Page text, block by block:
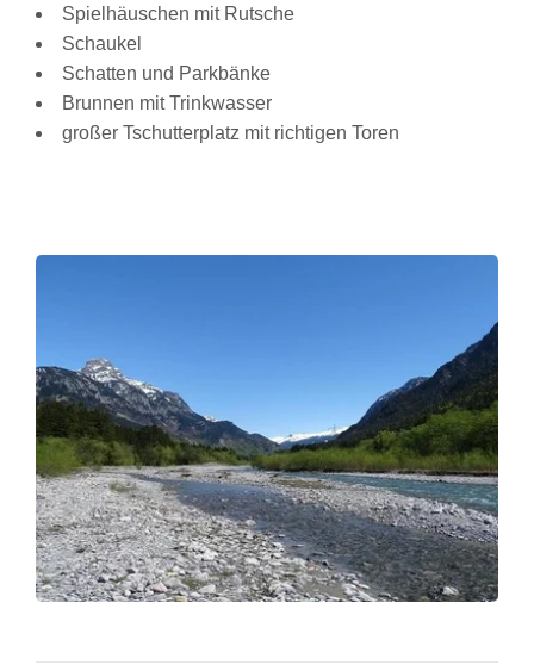
Spielhäuschen mit Rutsche
Schaukel
Schatten und Parkbänke
Brunnen mit Trinkwasser
großer Tschutterplatz mit richtigen Toren